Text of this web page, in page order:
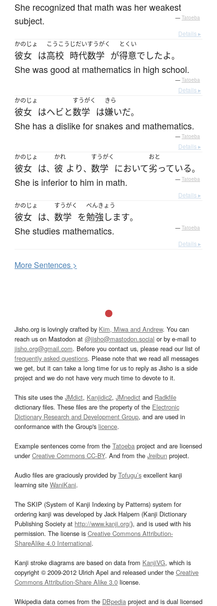
She recognized that math was her weakest
subject.
— Tatoeba
Details ▸
かのじょ
彼女 は
こうこう
高校
じだい
時代
すうがく
数学 が
とくい
得意でしたよ。
She was good at mathematics in high school.
— Tatoeba
Details ▸
かのじょ
彼女 はヘビと
すうがく
数学 は
きら
嫌いだ。
She has a dislike for snakes and mathematics.
— Tatoeba
Details ▸
かのじょ
彼女 は、
かれ
彼 より、
すうがく
数学 において
おと
劣っている。
She is inferior to him in math. — Tatoeba
Details ▸
かのじょ
彼女 は、
すうがく
数学 を
べんきょう
勉強します。
She studies mathematics. — Tatoeba
Details ▸
MoreSentences >
Jisho.org is lovingly crafted by Kim, Miwa and Andrew. You can
reach us on Mastodon at @jisho@mastodon.social or by e-mail to
jisho.org@gmail.com. Before you contact us, please read our list of
frequently asked questions. Please note that we read all messages
we get, but it can take a long time for us to reply as Jisho is a side
project and we do not have very much time to devote to it.
This site uses the JMdict, Kanjidic2, JMnedict and Radkfile
dictionary files. These files are the property of the Electronic
Dictionary Research and Development Group, and are used in
conformance with the Group's licence.
Example sentences come from the Tatoeba project and are licensed
underCreative Commons CC-BY. And from the Jreibun project.
Audio files are graciously provided by Tofugu’s excellent kanji
learning site WaniKani.
The SKIP (System of Kanji Indexing by Patterns) system for
ordering kanji was developed by Jack Halpern (Kanji Dictionary
Publishing Society at http://www.kanji.org/), and is used with his
permission. The license is Creative Commons Attribution-
ShareAlike 4.0 International.
Kanji stroke diagrams are based on data from KanjiVG, which is
copyright © 2009-2012 Ulrich Apel and released under the Creative
Commons Attribution-Share Alike 3.0 license.
Wikipedia data comes from the DBpedia project and is dual licensed